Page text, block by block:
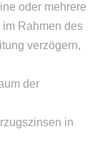
oder mehrere
Rahmen des
verzögern,
der
in